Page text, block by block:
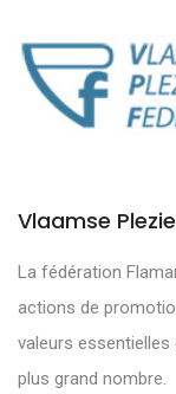
Vlaamse
La fédération
actions de
valeurs
plus grand nombre.